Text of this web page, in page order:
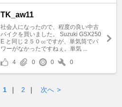
TK_aw11
社会人になったので、程度の良い中古
バイクを買いました。 Suzuki GSX250
E と同じ２５０㏄ですが、単気筒でパ
ワーがなかったですねぇ。単気 ...
4
0 0 0
1 ｜ 2 ｜ 次へ >